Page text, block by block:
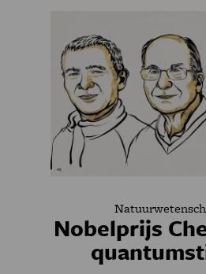
Nobelprijs